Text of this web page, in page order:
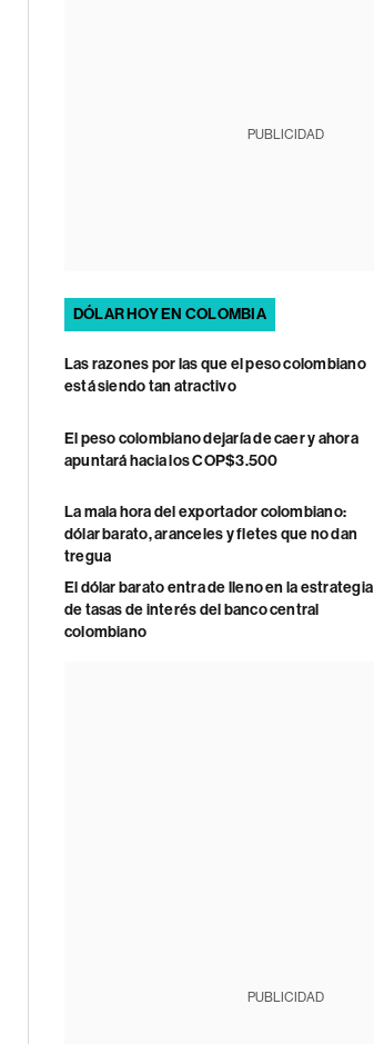
PUBLICIDAD
DÓLAR HOY EN COLOMBIA
Las razones por las que el peso colombiano
está siendo tan atractivo
El peso colombiano dejaría de caer y ahora
apuntará hacia los COP$3.500
La mala hora del exportador colombiano:
dólar barato, aranceles y fletes que no dan
tregua
El dólar barato entra de lleno en la estrategia
de tasas de interés del banco central
colombiano
PUBLICIDAD